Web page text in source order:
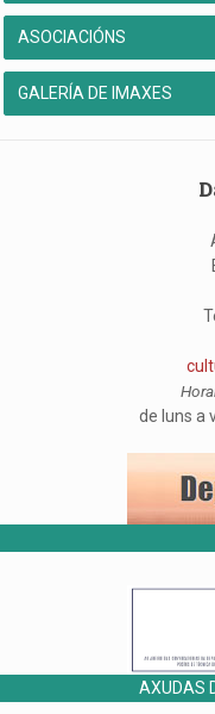
ASOCIACIÓNS
GALERÍA DE IMAXES
de luns a
AXUDAS